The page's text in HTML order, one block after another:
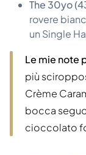
The 30yo
rovere
un Single
Le mie note
più
Crème
bocca
cioccolato